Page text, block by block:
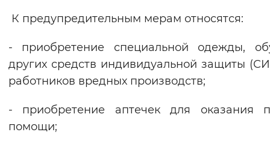
К предупредительным мерам относятся:
- приобретение специальной одежды,
других средств индивидуальной защиты
работников вредных производств;
- приобретение аптечек для оказания
помощи;